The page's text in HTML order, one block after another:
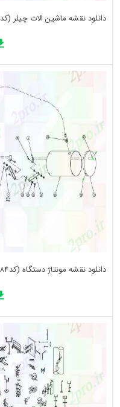
دانلود نقشه ماشین الات چیلر (کد31053)
دانلود نقشه مونتاژ دستگاه (کد30984)